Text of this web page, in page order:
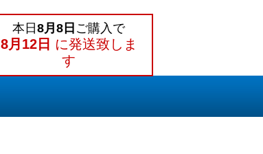
本日8月8日 ご購入で
8月12日 に発送致しま
す